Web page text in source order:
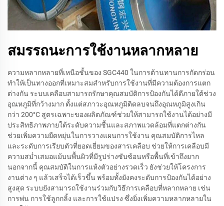
สมรรถนะการใช้งานหลากหลาย
ความหลากหลายที่เหนือชั้นของ SGC440 ในการต้านทานการกัดกร่อน
ทำให้เป็นทางออกที่เหมาะสมสำหรับการใช้งานที่มีความต้องการแตก
ต่างกัน ระบบเคลือบสามารถรักษาคุณสมบัติการป้องกันได้ดีภายใต้ช่วง
อุณหภูมิที่กว้างมาก ตั้งแต่สภาวะอุณหภูมิติดลบจนถึงอุณหภูมิสูงเกิน
กว่า 200°C สูตรเฉพาะของผลิตภัณฑ์ช่วยให้สามารถใช้งานได้อย่างมี
ประสิทธิภาพภายใต้ระดับความชื้นและสภาพแวดล้อมที่แตกต่างกัน
ช่วยเพิ่มความยืดหยุ่นในการวางแผนการใช้งาน คุณสมบัติการไหล
และระดับการเรียบตัวที่ยอดเยี่ยมของสารเคลือบ ช่วยให้การเคลือบมี
ความสม่ำเสมอแม้บนพื้นผิวที่มีรูปร่างซับซ้อนหรือพื้นที่เข้าถึงยาก
นอกจากนี้ คุณสมบัติในการแห้งตัวอย่างรวดเร็ว ยังช่วยให้โครงการ
งานต่าง ๆ แล้วเสร็จได้เร็วขึ้น พร้อมทั้งยังคงระดับการป้องกันได้อย่าง
สูงสุด ระบบยังสามารถใช้งานร่วมกับวิธีการเคลือบที่หลากหลาย เช่น
การพ่น การใช้ลูกกลิ้ง และการใช้แปรง ซึ่งยิ่งเพิ่มความหลากหลายใน